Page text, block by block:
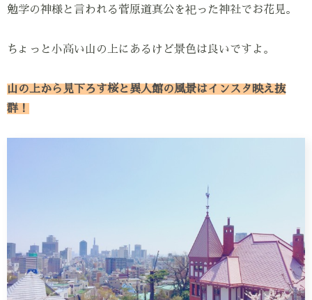
勉学の神様と言われる菅原道真公を祀った神社でお花見。
ちょっと小高い山の上にあるけど景色は良いですよ。
山の上から見下ろす桜と異人館の風景はインスタ映え抜
群！